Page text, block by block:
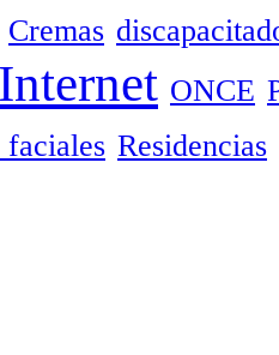
Cremas
Internet ONCE
faciales Residencias